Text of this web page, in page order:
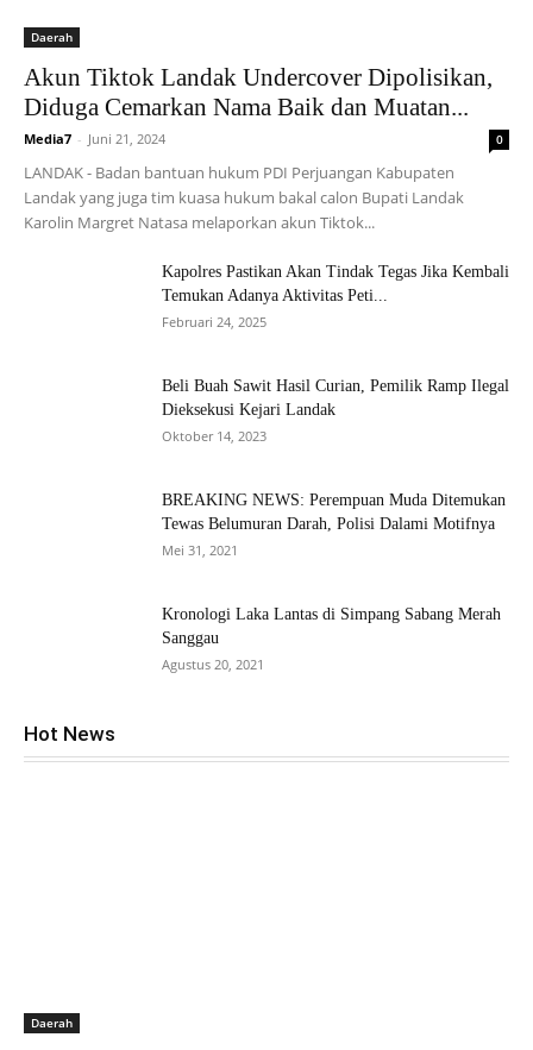
Daerah
Akun Tiktok Landak Undercover Dipolisikan,
Diduga Cemarkan Nama Baik dan Muatan...
Media7 - Juni 21, 2024 0
LANDAK - Badan bantuan hukum PDI Perjuangan Kabupaten
Landak yang juga tim kuasa hukum bakal calon Bupati Landak
Karolin Margret Natasa melaporkan akun Tiktok...
Kapolres Pastikan Akan Tindak Tegas Jika Kembali
Temukan Adanya Aktivitas Peti...
Februari 24, 2025
Beli Buah Sawit Hasil Curian, Pemilik Ramp Ilegal
Dieksekusi Kejari Landak
Oktober 14, 2023
BREAKING NEWS: Perempuan Muda Ditemukan
Tewas Belumuran Darah, Polisi Dalami Motifnya
Mei 31, 2021
Kronologi Laka Lantas di Simpang Sabang Merah
Sanggau
Agustus 20, 2021
Hot News
Daerah